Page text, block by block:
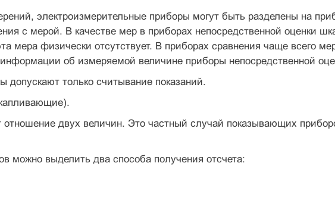
электроизмерительные приборы могут быть разделены на
с мерой. В качестве мер в приборах непосредственной оценки
мера физически отсутствует. В приборах сравнения чаще всего
об измеряемой величине приборы непосредственной
допускают только считывание показаний.
отношение двух величин. Это частный случай показывающих
можно выделить два способа получения отсчета: